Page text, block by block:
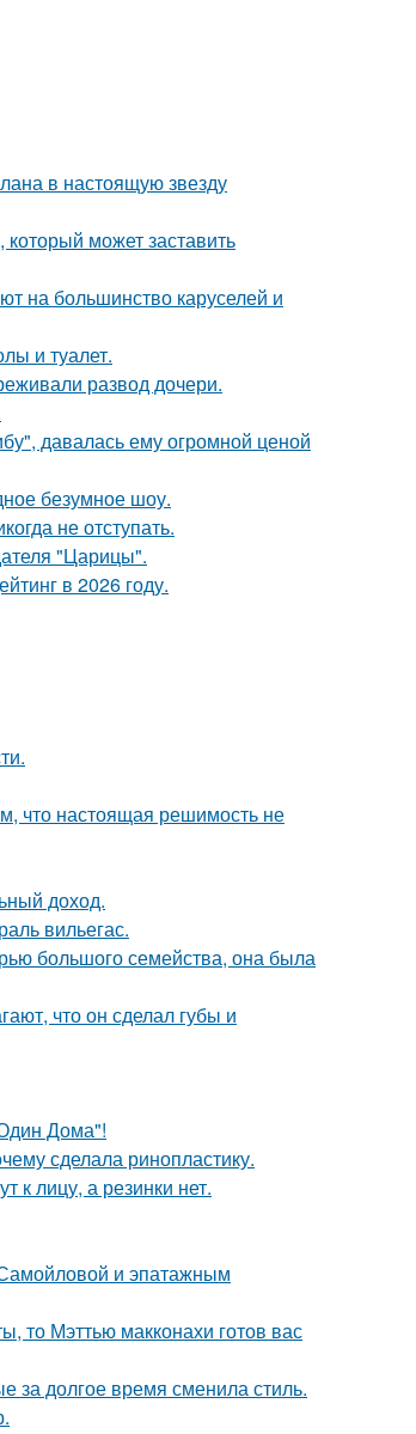
в настоящую звезду
может заставить
на большинство каруселей и
и туалет.
развод дочери.
давалась ему огромной ценой
безумное шоу.
не отступать.
"Царицы".
в 2026 году.
что настоящая решимость не
доход.
вильегас.
большого семейства, она была
что он сделал губы и
Дома"!
сделала ринопластику.
к лицу, а резинки нет.
и эпатажным
то Мэттью макконахи готов вас
за долгое время сменила стиль.